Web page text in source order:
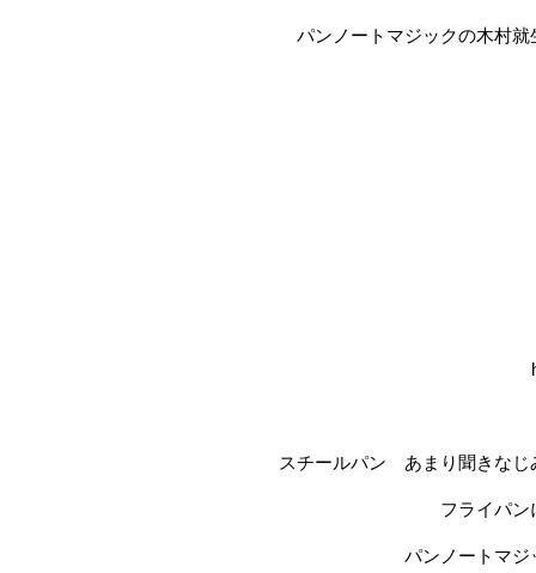
パンノートマジックの木村
スチールパン あまり聞きなじ
フライパ
パンノートマジ